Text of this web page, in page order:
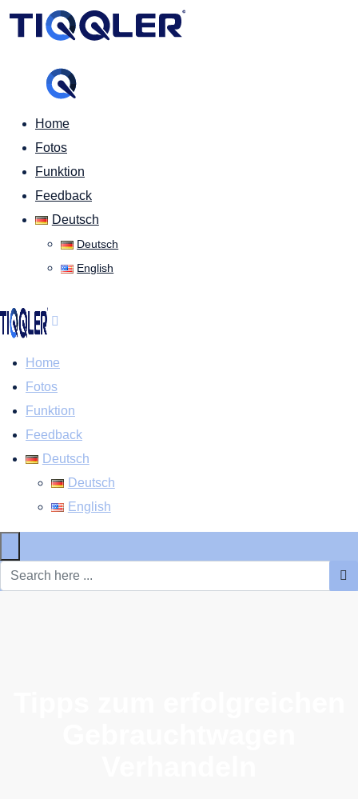
Home
Fotos
Funktion
Feedback
Deutsch
Deutsch
English
Home
Fotos
Funktion
Feedback
Deutsch
Deutsch
English